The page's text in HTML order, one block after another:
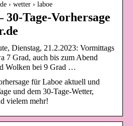
› wetter › laboe
30-Tage-Vorhersage
Dienstag, 21.2.2023: Vormittags
7 Grad, auch bis zum Abend
Wolken bei 9 Grad …
für Laboe aktuell und
und dem 30-Tage-Wetter,
vielem mehr!